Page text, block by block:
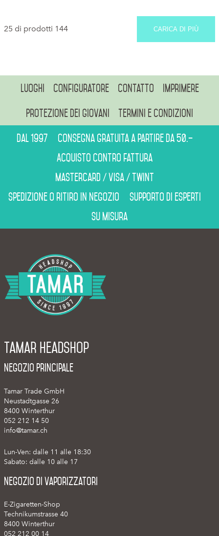
25 di prodotti 144 CARICA DI PIÙ
Luoghi Configuratore Contatto Imprimere
Protezione dei giovani Termini e condizioni
Dal 1997
Consegna gratuita a partire da 50.–
Acquisto contro fattura
Mastercard / Visa / Twint
Spedizione o ritiro in negozio
Supporto di esperti
Su misura
Tamar Headshop
Negozio Principale
Tamar Trade GmbH
Neustadtgasse 26
8400 Winterthur
052 212 14 50
info@tamar.ch
Lun-Ven: dalle 11 alle 18:30
Sabato: dalle 10 alle 17
Negozio di vaporizzatori
E-Zigaretten-Shop
Technikumstrasse 40
8400 Winterthur
052 212 00 14